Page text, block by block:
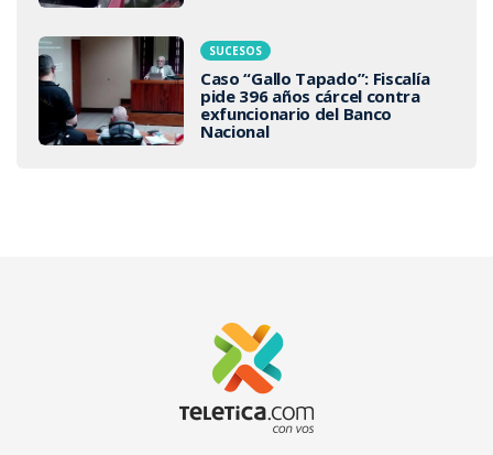
SUCESOS
Caso “Gallo Tapado”: Fiscalía
pide 396 años cárcel contra
exfuncionario del Banco
Nacional